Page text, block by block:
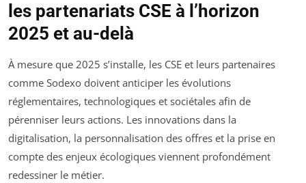
les partenariats CSE à l’horizon
2025 et au-delà
À mesure que 2025 s’installe, les CSE et leurs partenaires
comme Sodexo doivent anticiper les évolutions
réglementaires, technologiques et sociétales afin de
pérenniser leurs actions. Les innovations dans la
digitalisation, la personnalisation des offres et la prise en
compte des enjeux écologiques viennent profondément
redessiner le métier.